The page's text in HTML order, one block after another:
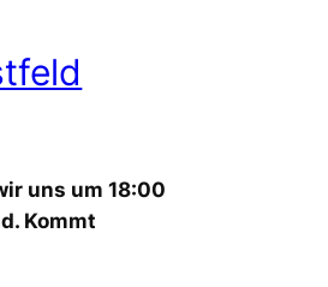
uns um 18:00
Kommt